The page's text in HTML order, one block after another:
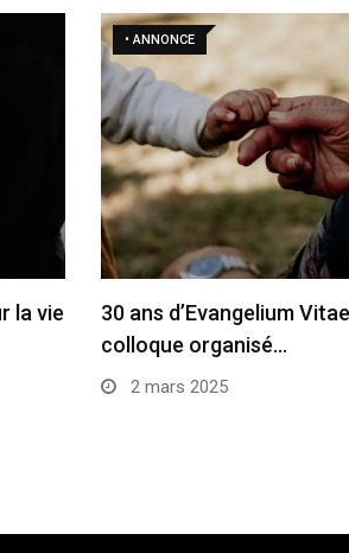
la vie
• ANNONCE
30 ans d’Evangelium
colloque organisé…
2 mars 2025